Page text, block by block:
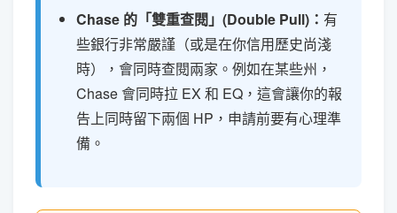
Chase 的「雙重查閱」(Double Pull)： 有
些銀行非常嚴謹（或是在你信用歷史尚淺
時），會同時查閱兩家。例如在某些州，
Chase 會同時拉 EX 和 EQ，這會讓你的報
告上同時留下兩個 HP，申請前要有心理準
備。